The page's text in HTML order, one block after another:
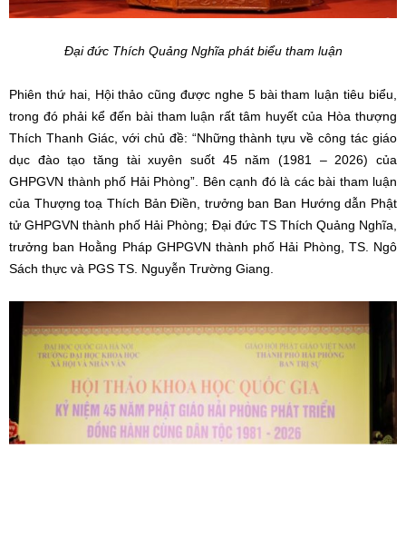
Đại đức Thích Quảng Nghĩa phát biểu tham luận
Phiên thứ hai, Hội thảo cũng được nghe 5 bài tham luận tiêu biểu,
trong đó phải kể đến bài tham luận rất tâm huyết của Hòa thượng
Thích Thanh Giác, với chủ đề: “Những thành tựu về công tác giáo
dục đào tạo tăng tài xuyên suốt 45 năm (1981 – 2026) của
GHPGVN thành phố Hải Phòng”. Bên cạnh đó là các bài tham luận
của Thượng toạ Thích Bản Điền, trưởng ban Ban Hướng dẫn Phật
tử GHPGVN thành phố Hải Phòng; Đại đức TS Thích Quảng Nghĩa,
trưởng ban Hoằng Pháp GHPGVN thành phố Hải Phòng, TS. Ngô
Sách thực và PGS TS. Nguyễn Trường Giang.